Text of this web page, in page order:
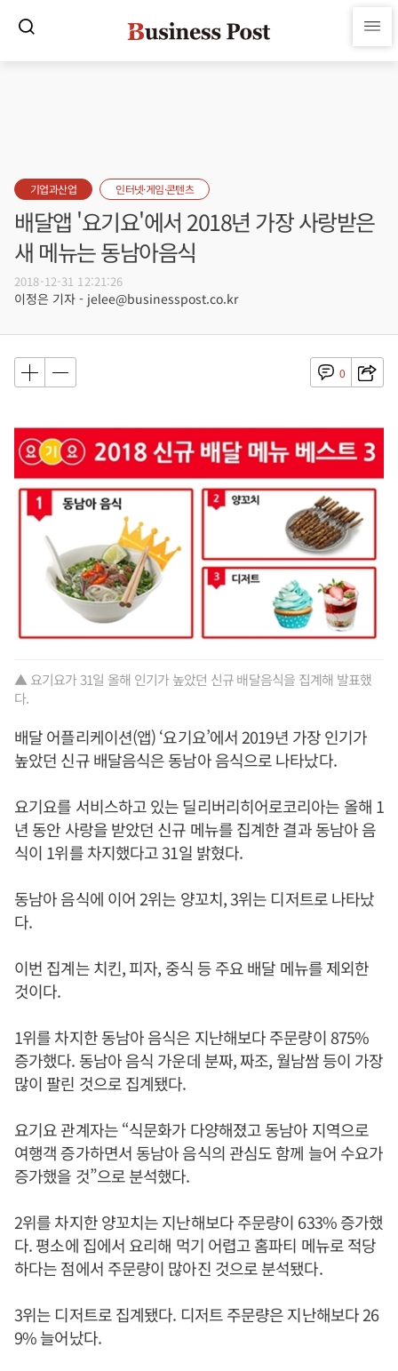
기업과산업 인터넷·게임·콘텐츠
배달앱 '요기요'에서 2018년 가장 사랑받은
새 메뉴는 동남아음식
2018-12-31 12:21:26
이정은 기자 - jelee@businesspost.co.kr
0
▲ 요기요가 31일 올해 인기가 높았던 신규 배달음식을 집계해 발표했
다.
배달 어플리케이션(앱) ‘요기요’에서 2019년 가장 인기가
높았던 신규 배달음식은 동남아 음식으로 나타났다.
요기요를 서비스하고 있는 딜리버리히어로코리아는 올해 1
년 동안 사랑을 받았던 신규 메뉴를 집계한 결과 동남아 음
식이 1위를 차지했다고 31일 밝혔다.
동남아 음식에 이어 2위는 양꼬치, 3위는 디저트로 나타났
다.
이번 집계는 치킨, 피자, 중식 등 주요 배달 메뉴를 제외한
것이다.
1위를 차지한 동남아 음식은 지난해보다 주문량이 875%
증가했다. 동남아 음식 가운데 분짜, 짜조, 월남쌈 등이 가장
많이 팔린 것으로 집계됐다.
요기요 관계자는 “식문화가 다양해졌고 동남아 지역으로
여행객 증가하면서 동남아 음식의 관심도 함께 늘어 수요가
증가했을 것”으로 분석했다.
2위를 차지한 양꼬치는 지난해보다 주문량이 633% 증가했
다. 평소에 집에서 요리해 먹기 어렵고 홈파티 메뉴로 적당
하다는 점에서 주문량이 많아진 것으로 분석됐다.
3위는 디저트로 집계됐다. 디저트 주문량은 지난해보다 26
9% 늘어났다.